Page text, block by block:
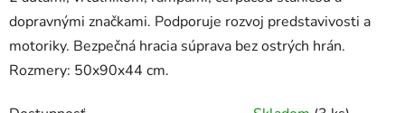
dopravnými značkami. Podporuje rozvoj predstavivosti a
motoriky. Bezpečná hracia súprava bez ostrých hrán.
Rozmery: 50x90x44 cm.